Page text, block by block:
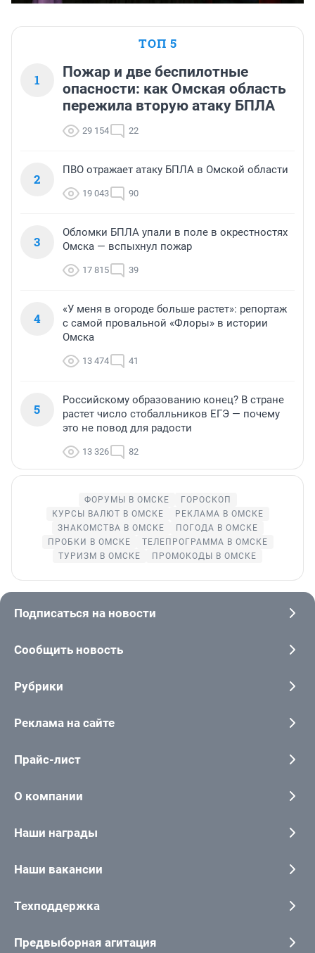
ТОП 5
1
Пожар и две беспилотные
опасности: как Омская область
пережила вторую атаку БПЛА
29 154 22
2
ПВО отражает атаку БПЛА в Омской области
19 043 90
3
Обломки БПЛА упали в поле в окрестностях
Омска — вспыхнул пожар
17 815 39
4
«У меня в огороде больше растет»: репортаж
с самой провальной «Флоры» в истории
Омска
13 474 41
5
Российскому образованию конец? В стране
растет число стобалльников ЕГЭ — почему
это не повод для радости
13 326 82
ФОРУМЫ В ОМСКЕ
ГОРОСКОП
КУРСЫ ВАЛЮТ В ОМСКЕ
РЕКЛАМА В ОМСКЕ
ЗНАКОМСТВА В ОМСКЕ
ПОГОДА В ОМСКЕ
ПРОБКИ В ОМСКЕ
ТЕЛЕПРОГРАММА В ОМСКЕ
ТУРИЗМ В ОМСКЕ
ПРОМОКОДЫ В ОМСКЕ
Подписаться на новости
Сообщить новость
Рубрики
Реклама на сайте
Прайс-лист
О компании
Наши награды
Наши вакансии
Техподдержка
Предвыборная агитация